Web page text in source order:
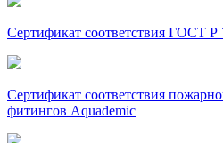
Сертификат соответствия ГОСТ Р
Сертификат соответствия
фитингов Aquademic